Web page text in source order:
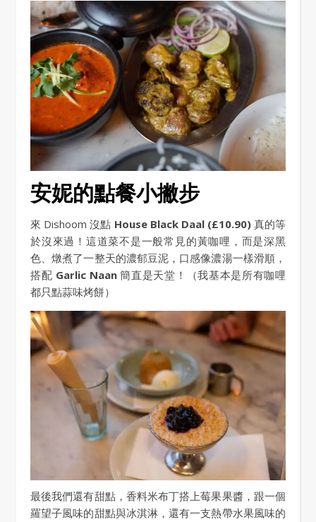
安妮的點餐小撇步
來 Dishoom 沒點 House Black Daal (£10.90)真的等
於沒來過！這道菜不是一般常見的黃咖哩，而是深黑
色、燉煮了一整天的濃郁豆泥，口感像濃湯一樣滑順，
搭配 Garlic Naan簡直是天堂！（我基本是所有咖哩
都只點蒜味烤餅）
最後我們還有甜點，香料米布丁搭上莓果果醬，跟一個
羅望子風味的甜點與冰淇淋，還有一支熱帶水果風味的